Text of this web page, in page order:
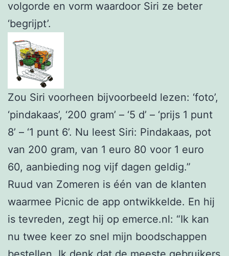
volgorde en vorm waardoor Siri ze beter
‘begrijpt’.
Zou Siri voorheen bijvoorbeeld lezen: ‘foto’,
‘pindakaas’, ‘200 gram’ – ‘5 d’ – ‘prijs 1 punt
8’ – ‘1 punt 6’. Nu leest Siri: Pindakaas, pot
van 200 gram, van 1 euro 80 voor 1 euro
60, aanbieding nog vijf dagen geldig.”
Ruud van Zomeren is één van de klanten
waarmee Picnic de app ontwikkelde. En hij
is tevreden, zegt hij op emerce.nl: “Ik kan
nu twee keer zo snel mijn boodschappen